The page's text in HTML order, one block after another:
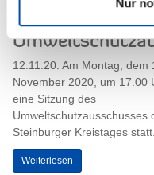
Sitzung des
12.11.20: Am Montag, dem
November 2020, um 17.00
eine Sitzung des
Umweltschutzausschusses
Steinburger Kreistages
Weiterlesen